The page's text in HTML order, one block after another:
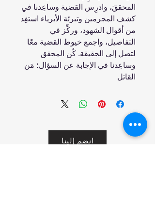
المحققَ، وادرِس القضية وساعِدنا في
كشف المجرمين وتبرئة الأبرياء استفِد
من أقوال الشهود، وركِّز في
التفاصيل، واجمع خيوط القضية معًا
لتصل إلى الحقيقة. كُن المحقق
وساعِدنا في الإجابة عن السؤال؛ مَن
القاتل
انضم إلينا